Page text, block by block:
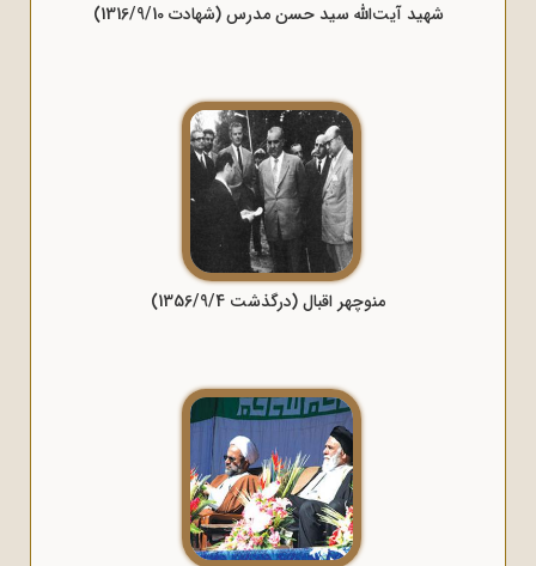
شهید آیت‌الله سید حسن مدرس (شهادت 1316/9/10)
منوچهر اقبال (درگذشت 1356/9/4)